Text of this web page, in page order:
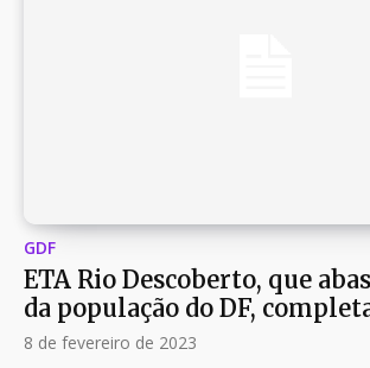
GDF
ETA Rio Descoberto, que
da população do DF,
8 de fevereiro de 2023